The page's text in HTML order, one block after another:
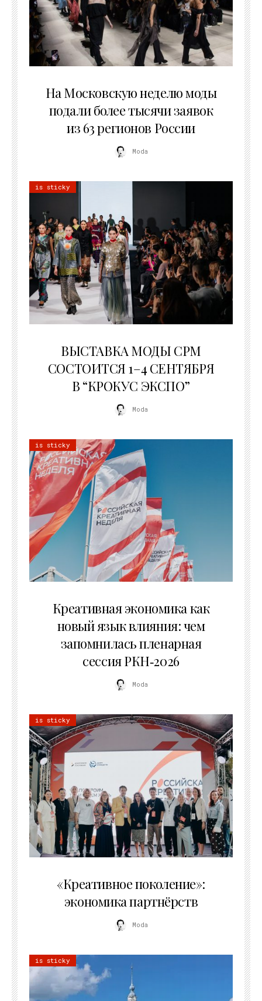
На Московскую неделю моды
подали более тысячи заявок
из 63 регионов России
Moda
is sticky
ВЫСТАВКА МОДЫ CPM
СОСТОИТСЯ 1–4 СЕНТЯБРЯ
В “КРОКУС ЭКСПО”
Moda
is sticky
Креативная экономика как
новый язык влияния: чем
запомнилась пленарная
сессия РКН‑2026
Moda
is sticky
«Креативное поколение»:
экономика партнёрств
Moda
is sticky